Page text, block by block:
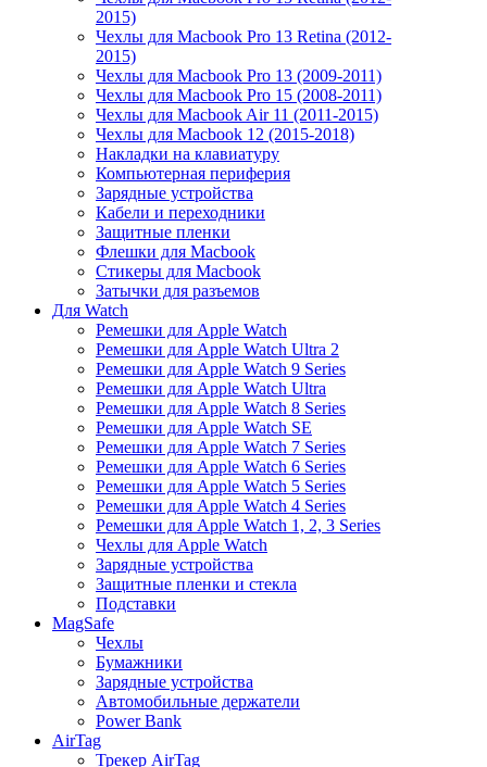
2015)
Чехлы для Macbook Pro 13 Retina (2012-
2015)
Чехлы для Macbook Pro 13 (2009-2011)
Чехлы для Macbook Pro 15 (2008-2011)
Чехлы для Macbook Air 11 (2011-2015)
Чехлы для Macbook 12 (2015-2018)
Накладки на клавиатуру
Компьютерная периферия
Зарядные устройства
Кабели и переходники
Защитные пленки
Флешки для Macbook
Стикеры для Macbook
Затычки для разъемов
Для Watch
Ремешки для Apple Watch
Ремешки для Apple Watch Ultra 2
Ремешки для Apple Watch 9 Series
Ремешки для Apple Watch Ultra
Ремешки для Apple Watch 8 Series
Ремешки для Apple Watch SE
Ремешки для Apple Watch 7 Series
Ремешки для Apple Watch 6 Series
Ремешки для Apple Watch 5 Series
Ремешки для Apple Watch 4 Series
Ремешки для Apple Watch 1, 2, 3 Series
Чехлы для Apple Watch
Зарядные устройства
Защитные пленки и стекла
Подставки
MagSafe
Чехлы
Бумажники
Зарядные устройства
Автомобильные держатели
Power Bank
AirTag
Трекер AirTag